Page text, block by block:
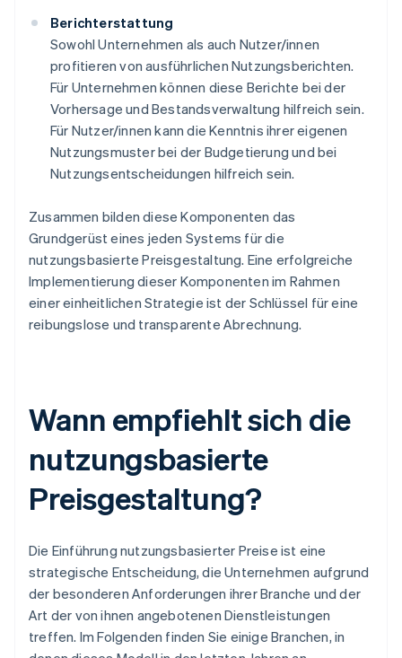
Berichterstattung
Sowohl Unternehmen als auch Nutzer/innen
profitieren von ausführlichen Nutzungsberichten.
Für Unternehmen können diese Berichte bei der
Vorhersage und Bestandsverwaltung hilfreich sein.
Für Nutzer/innen kann die Kenntnis ihrer eigenen
Nutzungsmuster bei der Budgetierung und bei
Nutzungsentscheidungen hilfreich sein.
Zusammen bilden diese Komponenten das
Grundgerüst eines jeden Systems für die
nutzungsbasierte Preisgestaltung. Eine erfolgreiche
Implementierung dieser Komponenten im Rahmen
einer einheitlichen Strategie ist der Schlüssel für eine
reibungslose und transparente Abrechnung.
Wann empfiehlt sich die
nutzungsbasierte
Preisgestaltung?
Die Einführung nutzungsbasierter Preise ist eine
strategische Entscheidung, die Unternehmen aufgrund
der besonderen Anforderungen ihrer Branche und der
Art der von ihnen angebotenen Dienstleistungen
treffen. Im Folgenden finden Sie einige Branchen, in